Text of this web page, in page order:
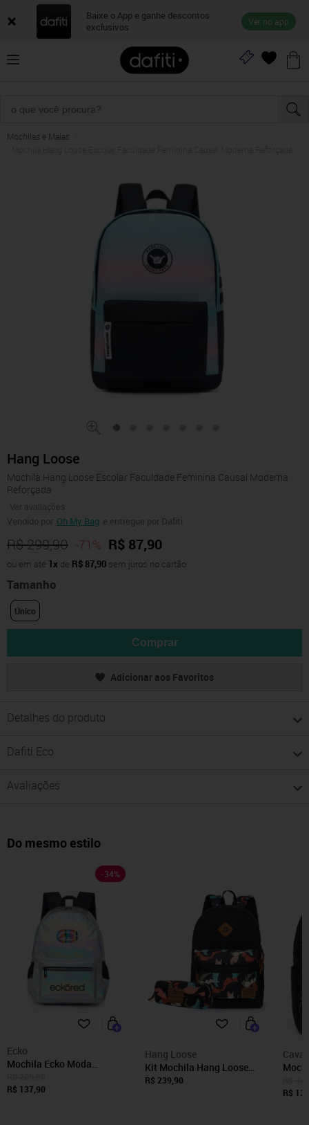
Baixe o App e ganhe descontos
exclusivos
Ver no app
Mochilas e Malas
Hang Loose
Mochila Hang Loose Escolar Faculdade Feminina Causal Moderna
Reforçada
Ver avaliações
Vendido por Oh My Bag e entregue por Dafiti
R$ 299,90 -71% R$ 87,90
ou em até 1x de R$ 87,90 sem juros no cartão
Tamanho
Único
Comprar
Adicionar aos Favoritos
Detalhes do produto
Dafiti Eco
Avaliações
Do mesmo estilo
-34%
Ecko
Mochila Ecko Moda
Fashion Moderna Prata
R$ 137,90
Hang Loose
Kit Mochila Hang Loose
Estojo Escolar Reforçada
R$ 239,90
R$